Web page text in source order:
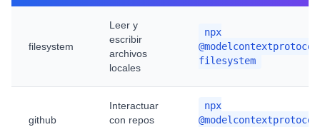
filesystem
Leer y
escribir
archivos
locales
npx
filesystem
github
Interactuar
con repos
npx